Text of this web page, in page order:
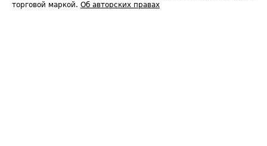
торговой маркой. Об авторских правах